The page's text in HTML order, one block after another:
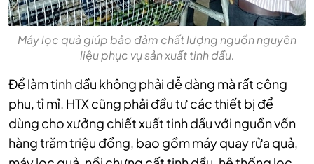
Máy lọc quả giúp bảo đảm chất lượng nguồn nguyên
liệu phục vụ sản xuất tinh dầu.
Để làm tinh dầu không phải dễ dàng mà rất công
phu, tỉ mỉ. HTX cũng phải đầu tư các thiết bị để
dùng cho xưởng chiết xuất tinh dầu với nguồn vốn
hàng trăm triệu đồng, bao gồm máy quay rửa quả,